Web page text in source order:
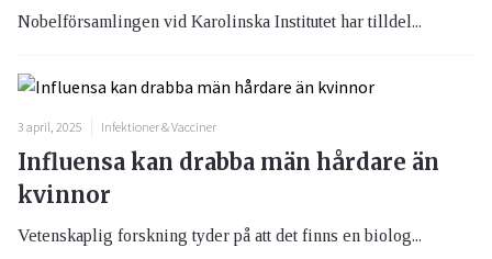
Nobelförsamlingen vid Karolinska Institutet har tilldel...
3 april, 2025 Infektioner & Vacciner
Influensa kan drabba män hårdare än
kvinnor
Vetenskaplig forskning tyder på att det finns en biolog...